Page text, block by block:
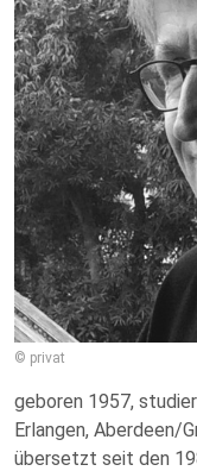
© privat
geboren 1957,
Erlangen, Aberdeen/
übersetzt seit den